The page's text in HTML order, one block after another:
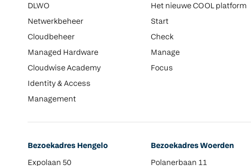
DLWO
Netwerkbeheer
Cloudbeheer
Managed Hardware
Cloudwise Academy
Identity & Access
Management
Het nieuwe COOL platform
Start
Check
Manage
Focus
Bezoekadres Hengelo
Expolaan 50
Bezoekadres Woerden
Polanerbaan 11